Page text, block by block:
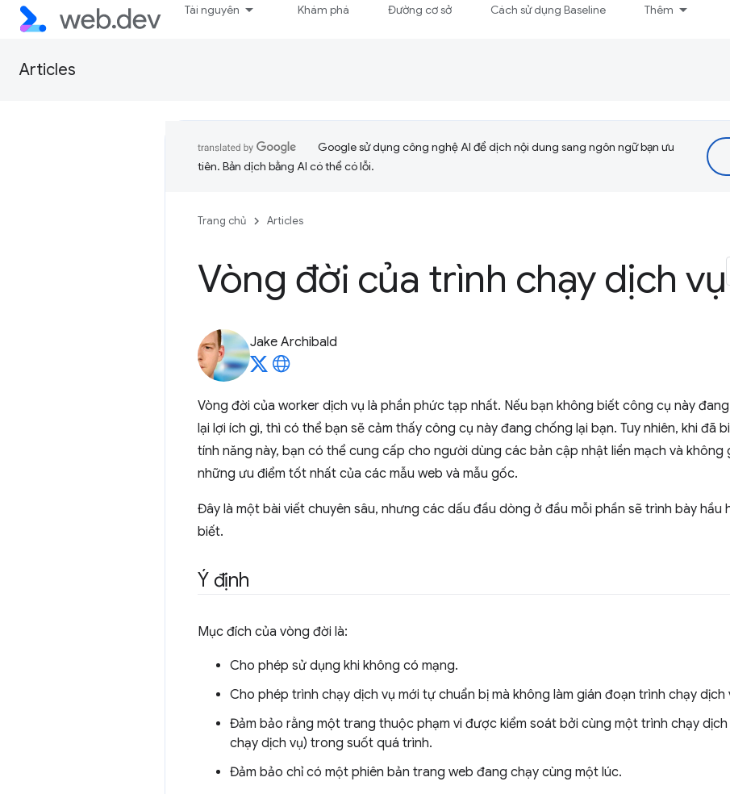
Tài nguyên Khám phá Đường cơ sở Cách sử dụng Baseline Thêm
Articles
Google sử dụng công nghệ AI để dịch nội dung sang ngôn ngữ bạn ưu
tiên. Bản dịch bằng AI có thể có lỗi.
Trang chủ Articles
Vòng đời của trình chạy dịch vụ
Jake Archibald
Vòng đời của worker dịch vụ là phần phức tạp nhất. Nếu bạn không biết công cụ này
lại lợi ích gì, thì có thể bạn sẽ cảm thấy công cụ này đang chống lại bạn. Tuy nhiên, khi đã
tính năng này, bạn có thể cung cấp cho người dùng các bản cập nhật liền mạch và không
những ưu điểm tốt nhất của các mẫu web và mẫu gốc.
Đây là một bài viết chuyên sâu, nhưng các dấu đầu dòng ở đầu mỗi phần sẽ trình bày hầu
biết.
Ý định
Mục đích của vòng đời là:
Cho phép sử dụng khi không có mạng.
Cho phép trình chạy dịch vụ mới tự chuẩn bị mà không làm gián đoạn trình chạy dịch
Đảm bảo rằng một trang thuộc phạm vi được kiểm soát bởi cùng một trình chạy
chạy dịch vụ) trong suốt quá trình.
Đảm bảo chỉ có một phiên bản trang web đang chạy cùng một lúc.